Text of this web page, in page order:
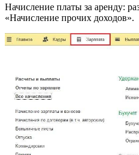
Начисление платы за аренду:
«Начисление прочих доходов».